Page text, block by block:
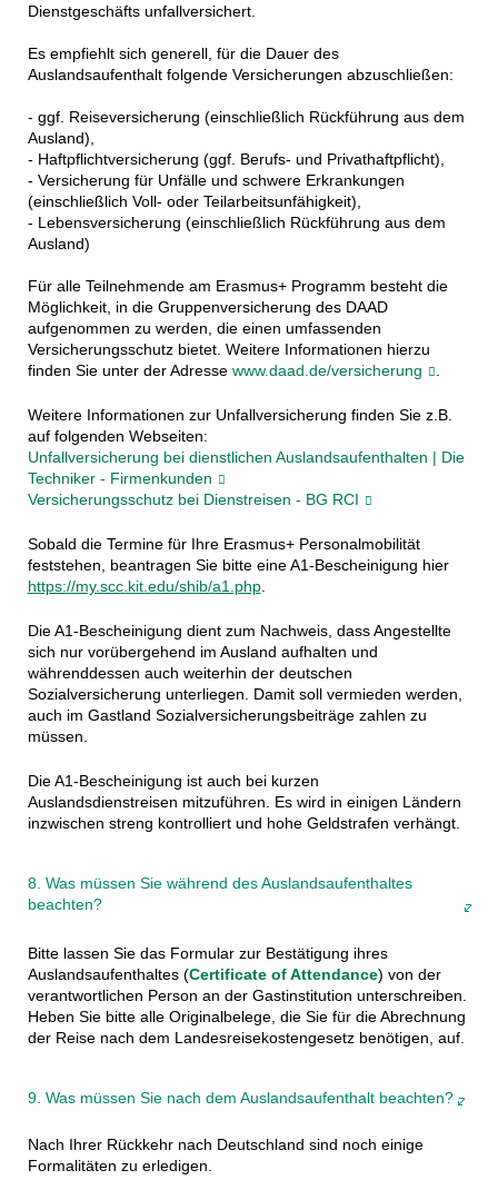
Dienstgeschäfts unfallversichert.
Es empfiehlt sich generell, für die Dauer des
Auslandsaufenthalt folgende Versicherungen abzuschließen:
- ggf. Reiseversicherung (einschließlich Rückführung aus dem
Ausland),
- Haftpflichtversicherung (ggf. Berufs- und Privathaftpflicht),
- Versicherung für Unfälle und schwere Erkrankungen
(einschließlich Voll- oder Teilarbeitsunfähigkeit),
- Lebensversicherung (einschließlich Rückführung aus dem
Ausland)
Für alle Teilnehmende am Erasmus+ Programm besteht die
Möglichkeit, in die Gruppenversicherung des DAAD
aufgenommen zu werden, die einen umfassenden
Versicherungsschutz bietet. Weitere Informationen hierzu
finden Sie unter der Adresse www.daad.de/versicherung
Weitere Informationen zur Unfallversicherung finden Sie z.B.
auf folgenden Webseiten:
Unfallversicherung bei dienstlichen Auslandsaufenthalten | Die
Techniker - Firmenkunden
Versicherungsschutz bei Dienstreisen - BG RCI
Sobald die Termine für Ihre Erasmus+ Personalmobilität
feststehen, beantragen Sie bitte eine A1-Bescheinigung hier
https://my.scc.kit.edu/shib/a1.php.
Die A1-Bescheinigung dient zum Nachweis, dass Angestellte
sich nur vorübergehend im Ausland aufhalten und
währenddessen auch weiterhin der deutschen
Sozialversicherung unterliegen. Damit soll vermieden werden,
auch im Gastland Sozialversicherungsbeiträge zahlen zu
müssen.
Die A1-Bescheinigung ist auch bei kurzen
Auslandsdienstreisen mitzuführen. Es wird in einigen Ländern
inzwischen streng kontrolliert und hohe Geldstrafen verhängt.
8. Was müssen Sie während des Auslandsaufenthaltes
beachten?
Bitte lassen Sie das Formular zur Bestätigung ihres
Auslandsaufenthaltes (Certificate of Attendance) von der
verantwortlichen Person an der Gastinstitution unterschreiben.
Heben Sie bitte alle Originalbelege, die Sie für die Abrechnung
der Reise nach dem Landesreisekostengesetz benötigen, auf.
9. Was müssen Sie nach dem Auslandsaufenthalt beachten?
Nach Ihrer Rückkehr nach Deutschland sind noch einige
Formalitäten zu erledigen.